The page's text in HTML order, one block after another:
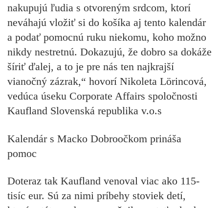
nakupujú ľudia s otvoreným srdcom, ktorí
neváhajú vložiť si do košíka aj tento kalendár
a podať pomocnú ruku niekomu, koho možno
nikdy nestretnú. Dokazujú, že dobro sa dokáže
šíriť ďalej, a to je pre nás ten najkrajší
vianočný zázrak,“ hovorí Nikoleta Lörincová,
vedúca úseku Corporate Affairs spoločnosti
Kaufland Slovenská republika v.o.s
Kalendár s Macko Dobroočkom prináša
pomoc
Doteraz tak Kaufland venoval viac ako 115-
tisíc eur. Sú za nimi príbehy stoviek detí,